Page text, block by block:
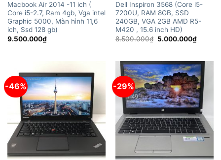
Macbook Air 2014 -11 ich (
Core i5-2.7, Ram 4gb, Vga intel
Graphic 5000, Màn hình 11,6
ich, Ssd 128 gb)
9.500.000₫
Dell Inspiron 3568 (Core i5-
7200U, RAM 8GB, SSD
240GB, VGA 2GB AMD R5-
M420 , 15.6 inch HD)
8.500.000₫ Giá
5.000.000₫Giá
hiện
-46% -29%